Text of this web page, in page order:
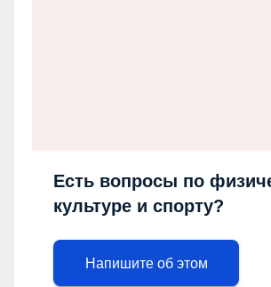
Есть вопросы по
культуре и спорту?
Напишите об этом